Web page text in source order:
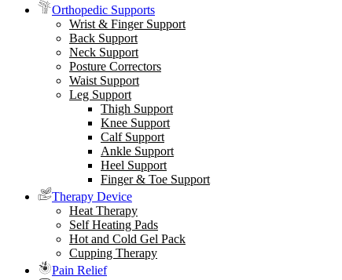
Orthopedic Supports
Wrist & Finger Support
Back Support
Neck Support
Posture Correctors
Waist Support
Leg Support
Thigh Support
Knee Support
Calf Support
Ankle Support
Heel Support
Finger & Toe Support
Therapy Device
Heat Therapy
Self Heating Pads
Hot and Cold Gel Pack
Cupping Therapy
Pain Relief